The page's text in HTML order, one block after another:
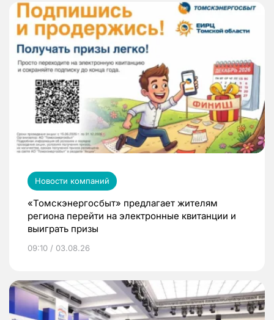
Новости компаний
«Томскэнергосбыт» предлагает жителям
региона перейти на электронные квитанции и
выиграть призы
09:10 / 03.08.26